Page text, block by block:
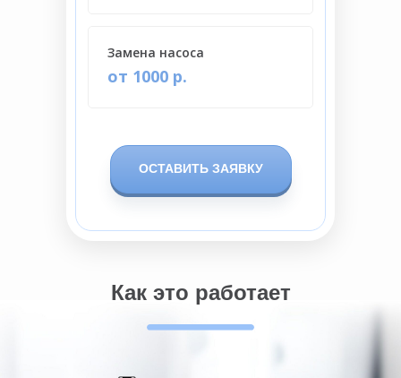
Как это работает
ОСТАВИТЬ ЗАЯВКУ
от 1000 р.
Замена насоса